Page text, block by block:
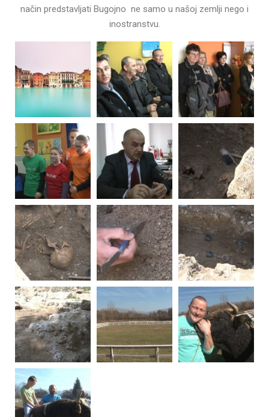
način predstavljati Bugojno ne samo u našoj zemlji nego i
inostranstvu.